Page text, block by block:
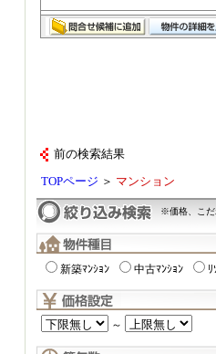
前の検索結果
TOPページ ＞ マンション
※価格、こだ
新築ﾏﾝｼｮﾝ 中古ﾏﾝｼｮﾝ ﾘ
～